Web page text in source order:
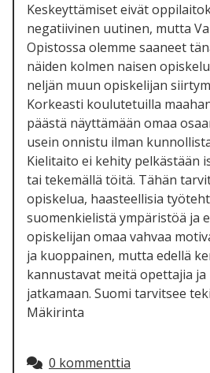
Keskeyttämiset eivät
negatiivinen uutinen, mutta
Opistossa olemme saaneet
näiden kolmen naisen
neljän muun opiskelijan
Korkeasti koulutetuilla
päästä näyttämään omaa
usein onnistu ilman
Kielitaito ei kehity pelkästään
tai tekemällä töitä. Tähän
opiskelua, haasteellisia
suomenkielistä ympäristöä ja
opiskelijan omaa vahvaa
ja kuoppainen, mutta edellä
kannustavat meitä opettajia
jatkamaan. Suomi tarvitsee
Mäkirinta
0 kommenttia